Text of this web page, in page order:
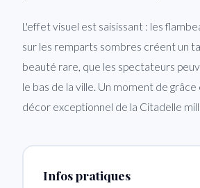
L'effet visuel est saisissant : les
sur les remparts sombres créent un
beauté rare, que les spectateurs
le bas de la ville. Un moment de
décor exceptionnel de la Citadelle
Infos pratiques